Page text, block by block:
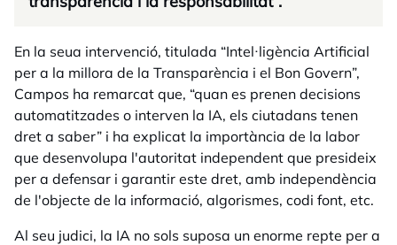
En la seua intervenció, titulada “Intel·ligència Artificial
per a la millora de la Transparència i el Bon Govern”,
Campos ha remarcat que, “quan es prenen decisions
automatitzades o interven la IA, els ciutadans tenen
dret a saber” i ha explicat la importància de la labor
que desenvolupa l'autoritat independent que presideix
per a defensar i garantir este dret, amb independència
de l'objecte de la informació, algorismes, codi font, etc.
Al seu judici, la IA no sols suposa un enorme repte per a